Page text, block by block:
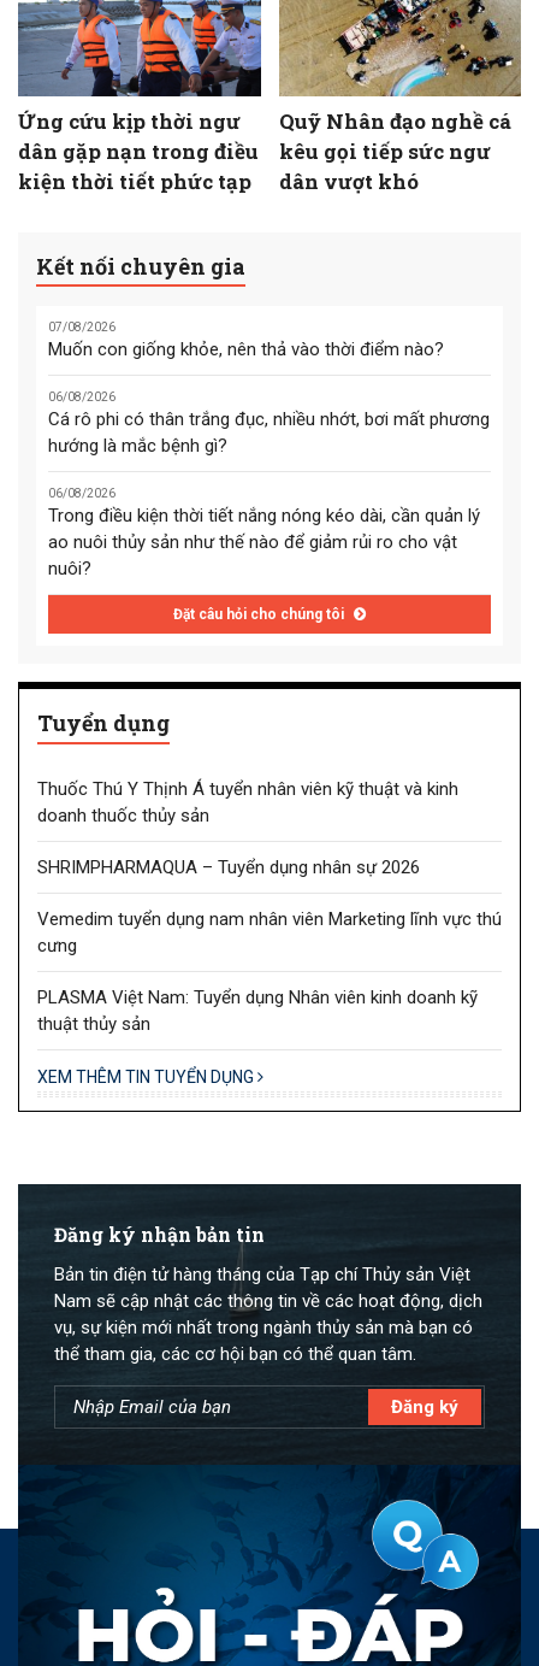
Ứng cứu kịp thời ngư
dân gặp nạn trong điều
kiện thời tiết phức tạp
Quỹ Nhân đạo nghề cá
kêu gọi tiếp sức ngư
dân vượt khó
Kết nối chuyên gia
07/08/2026
Muốn con giống khỏe, nên thả vào thời điểm nào?
06/08/2026
Cá rô phi có thân trắng đục, nhiều nhớt, bơi mất phương
hướng là mắc bệnh gì?
06/08/2026
Trong điều kiện thời tiết nắng nóng kéo dài, cần quản lý
ao nuôi thủy sản như thế nào để giảm rủi ro cho vật
nuôi?
Đặt câu hỏi cho chúng tôi
Tuyển dụng
Thuốc Thú Y Thịnh Á tuyển nhân viên kỹ thuật và kinh
doanh thuốc thủy sản
SHRIMPHARMAQUA – Tuyển dụng nhân sự 2026
Vemedim tuyển dụng nam nhân viên Marketing lĩnh vực thú
cưng
PLASMA Việt Nam: Tuyển dụng Nhân viên kinh doanh kỹ
thuật thủy sản
XEM THÊM TIN TUYỂN DỤNG
Đăng ký nhận bản tin
Bản tin điện tử hàng tháng của Tạp chí Thủy sản Việt
Nam sẽ cập nhật các thông tin về các hoạt động, dịch
vụ, sự kiện mới nhất trong ngành thủy sản mà bạn có
thể tham gia, các cơ hội bạn có thể quan tâm.